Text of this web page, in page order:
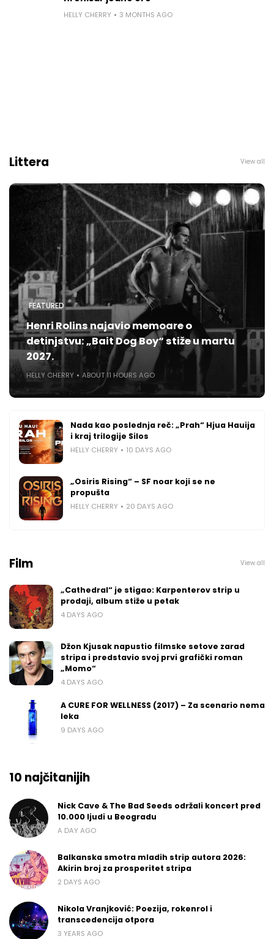
HELLY CHERRY 3 MONTHS AGO
Littera View all
FEATURED
Henri Rolins najavio memoare o
detinjstvu: „Bait Dog Boy“ stiže u martu
2027.
HELLY CHERRY ABOUT 11 HOURS AGO
Nada kao poslednja reč: „Prah“ Hjua Hauija
i kraj trilogije Silos
HELLY CHERRY 10 DAYS AGO
„Osiris Rising“ – SF noar koji se ne
propušta
HELLY CHERRY 20 DAYS AGO
Film View all
„Cathedral“ je stigao: Karpenterov strip u
prodaji, album stiže u petak
4 DAYS AGO
Džon Kjusak napustio filmske setove zarad
stripa i predstavio svoj prvi grafički roman
„Momo“
4 DAYS AGO
A CURE FOR WELLNESS (2017) – Za scenario nema
leka
9 DAYS AGO
10 najčitanijih
Nick Cave & The Bad Seeds održali koncert pred
10.000 ljudi u Beogradu
A DAY AGO
Balkanska smotra mladih strip autora 2026:
Akirin broj za prosperitet stripa
2 DAYS AGO
Nikola Vranjković: Poezija, rokenrol i
transcedencija otpora
3 YEARS AGO